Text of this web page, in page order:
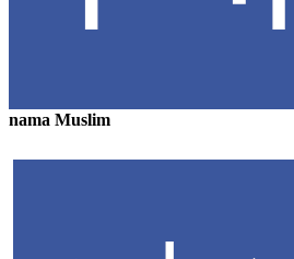
nama Muslim